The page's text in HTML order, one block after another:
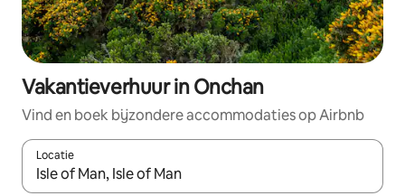
Vakantieverhuur in Onchan
Vind en boek bijzondere accommodaties op Airbnb
Locatie
Wanneer er suggesties beschikbaar zijn, maak je een keuze